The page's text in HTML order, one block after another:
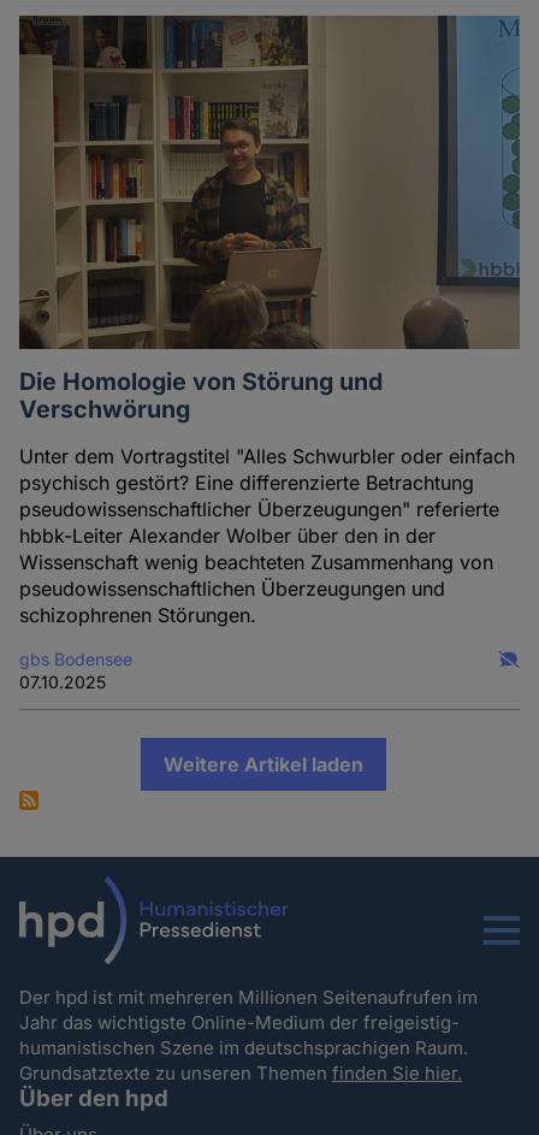
Die Homologie von Störung und
Verschwörung
Unter dem Vortragstitel "Alles Schwurbler oder einfach
psychisch gestört? Eine differenzierte Betrachtung
pseudowissenschaftlicher Überzeugungen" referierte
hbbk-Leiter Alexander Wolber über den in der
Wissenschaft wenig beachteten Zusammenhang von
pseudowissenschaftlichen Überzeugungen und
schizophrenen Störungen.
gbs Bodensee
07.10.2025
Weitere Artikel laden
Menu
Der hpd ist mit mehreren Millionen Seitenaufrufen im
Jahr das wichtigste Online-Medium der freigeistig-
humanistischen Szene im deutschsprachigen Raum.
Grundsatztexte zu unseren Themenfinden Sie hier.
Über den hpd